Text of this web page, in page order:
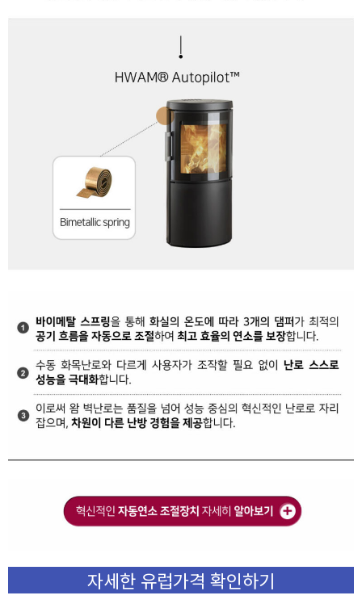
자세한 유럽가격 확인하기